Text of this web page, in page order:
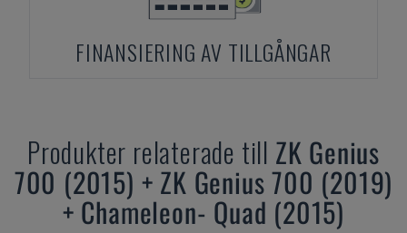
FINANSIERING AV TILLGÅNGAR
Produkter relaterade till ZK Genius
700 (2015) + ZK Genius 700 (2019)
+ Chameleon- Quad (2015)